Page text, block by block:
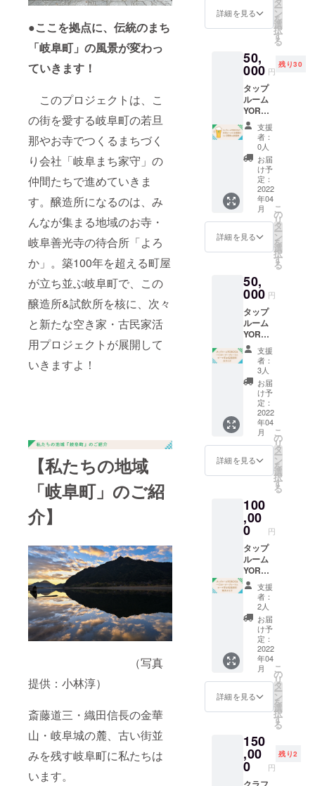
●ここを拠点に、伝統のまち
「岐阜町」の風景が変わっ
ていきます！
このプロジェクトは、こ
の街を愛する岐阜町の若旦
那やお寺でつくるまちづく
り会社「岐阜まち家守」の
仲間たちで進めていきま
す。醸造所になるのは、み
んなが集まる地域のお寺・
岐阜善光寺の待合所「よろ
か」。築100年を超える町屋
が立ち並ぶ岐阜町で、この
醸造所&試飲所を核に、次々
と新たな空き家・古民家活
用プロジェクトが展開して
いきますよ！
【私たちの地域
「岐阜町」のご紹
介】
（写真
提供：小林淳）
斎藤道三・織田信長の金華
山・岐阜城の麓、古い街並
みを残す岐阜町に私たちは
います。
ン以
降、取
らして
くださ
い） ※
ロゴ
マーク
はレー
ザー印
刷でシ
ルバー
一色に
なりま
で簡単
に開閉
できる
ユニー
クな
キャッ
プ。３
タンを
同時に
プッ
シュし
て瞬時
にオー
プン、
トリ
ガーを
引くと
瞬時に
ロッ
ク。
キャッ
プは、
二重密
閉構造
で、抜
群の保
冷効果
を発揮
し、ド
リンク
漏れも
ありま
せん。
さら
に、炭
酸の内
圧を逃
す仕組
みを実
装した
革新的
な設計
思想で
作られ
ていま
す。ス
リング
ウォー
ターな
どの炭
酸飲
米、
ピー
落花
生、植
物油
脂、食
塩）、
小麦フ
リー国
産丸大
豆たま
り醤油
（大豆
を含
む）、
鹿児島
県産粗
量：
100g 賞
限：製
造日よ
り120日
保存方
法：直
射日
光・高
温多湿
をお避
けくだ
さい ア
レル
ギー：
ピー
ナッ
ツ・大
豆 熱
量：
466kcal
名称：
アメリ
カン
ペール
エール
原材料
名：大
麦麦芽
（ドイ
ツ、カ
ナ
ダ）、
ホッ
プ、寒
天／ク
エン酸
内容
量：
330ml
賞味期
造日よ
り２ヶ
月 保存
方法：
10℃以
す） ※
原則
オープ
ン以降
手渡し
を想定
してい
ます。
早期の
送付を
ご希望
の方は
備考欄
に「早
期送付
希望」
と記載
いいた
しま
ドファ
ンディ
ング終
了後、
随時送
付いた
しま
す。
（グロ
ウラー
満タン
１回券
を添付
します
ので、
ン以
降、取
らして
くださ
い） ※※
ロゴは
レー
ザー印
刷でシ
ルバー
一色に
なりま
す 片手
で簡単
に開閉
できる
ユニー
クな
キャッ
つのボ
タンを
プッ
シュし
て瞬時
にオー
プン、
月5日
予定
18時ご
ろ出船
予定
（雨天
その他
の理由
で鵜飼
が実施
されな
い場合
や鵜飼
船が出
船しな
い場
年8月7
日
日とい
たしま
す。）
＊集合
場所：
岐阜市
湊町1-
2 岐阜
市鵜飼
観覧船
事務所
前 現
地集合
（恐縮
ですが
所まで
の交通
ご負担
くださ
い） ＊
定員：
25名 ※
日程の
延期な
どで開
催日に
ご参加
いただ
けない
場合
は、別
途同等
のリ
を提供
させて
す。
はいた
程度の
コップ
であれ
ば30杯
程度お
飲みい
ただけ
ます グ
ループ
でも、
個人で
も、
ホーム
パー
ティで
もアウ
トドア
クラフ
トビー
ルを楽
しめる
ように
するの
も岐阜
麦酒醸
造の
ミッ
ション
す！！
※サー
バー数
があり
ますの
早めに
お願い
いたし
ます ※
サー
バーは
後日ご
返却く
ださ
い。 ※
お渡し
日、
サー
バー返
却日
は、ご
上決定
しご予
す。 ※
提供可
能な期
ルーム
に飾ら
れる
ナープ
レート
にお名
前を刻
み込み
ます
タップ
ルーム
YOROC
Aの続く
限り、
オー
ナー気
分で
す！ ●
オー
ナープ
（お名
前、
ニック
ネー
ム、会
社名な
ど）を
A3サイ
ズのプ
レート
に順に
刻印し
て店内
に飾ら
せてい
ただき
ます。
はプ
レート
サイズ
を変更
する場
合があ
りま
す）
【中サ
イズ】
(枠)縦
42mm×
148.5m
m (文
字)縦約
8.5mm
×横幅は
則は支
援者の
方のお
名前を
詳細を見る ー
ン
を
選
択
す
る
50,
000 円
残り30
タップ
ルーム
YOROC
Aで岐阜
ビール
の全種
類を1ヶ
月間飲
み放題
券
月間、
タップ
ルーム
YOROC
Aで岐阜
をお好
きなだ
けお楽
しみい
ただけ
ます。
定番モ
ノから
季節限
定のも
のま
で、
１ヶ月
間岐阜
ビール
を心ゆ
くまで
せ。 ※
本券
は、
タップ
ルーム
YOROC
Aオープ
ン日の
みご利
用でき
ます。
※利用可
能な1ヶ
月間と
は、初
めて利
用した
日より
ン日
（週末
を中心
とした
支援
者：
0人
お届
け予
定：
2022
年04
月
詳細を見る
こ
の
リ
タ
ー
ン
を
選
択
す
る
50,
000 円
タップ
ルーム
YOROC
A一口
オー
ナープ
レート
にロー
マ字お
名前刻
印 大
サイズ
タップ
ルーム
に飾ら
れる
ナープ
レート
にお名
前を刻
み込み
ます
タップ
ルーム
YOROC
Aの続く
限り、
永遠の
ホーム
グラン
ドで
す！！
●オー
ナープ
レート
お好き
（お名
前、
ニック
ネー
支援
者：
3人
お届
け予
定：
2022
年04
月
詳細を見る
こ
の
リ
タ
ー
ン
を
選
択
す
る
100
,00
0 円
タップ
ルーム
YOROC
A一口
オー
ナープ
レート
にロー
マ字お
名前刻
印 特
大サイ
ズ
タッ
プルー
ムに飾
オー
ナープ
レート
にお名
支援
者：
2人
お届
け予
定：
2022
年04
月
詳細を見る
こ
の
リ
タ
ー
ン
を
選
択
す
る
150
,00
0 円
残り2